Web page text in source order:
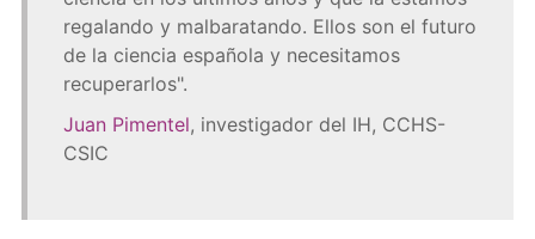
regalando y malbaratando. Ellos son el futuro
de la ciencia española y necesitamos
recuperarlos".
Juan Pimentel, investigador del IH, CCHS-
CSIC